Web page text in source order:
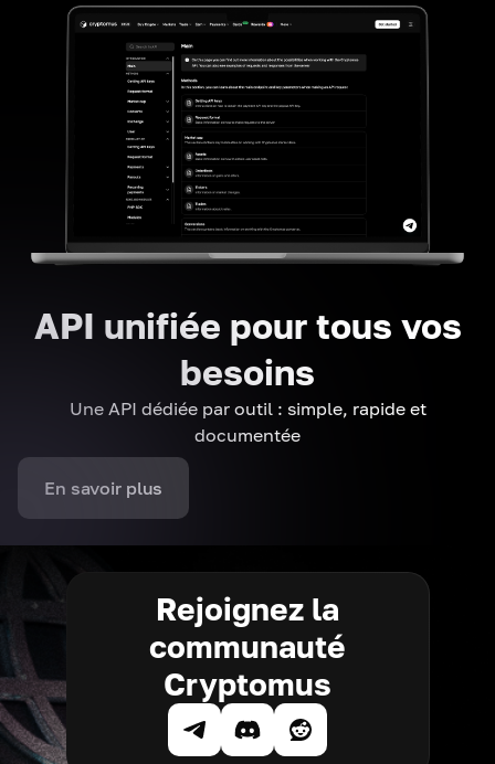
API unifiée pour tous vos
besoins
Une API dédiée par outil : simple, rapide et
documentée
En savoir plus
Rejoignez la
communauté
Cryptomus